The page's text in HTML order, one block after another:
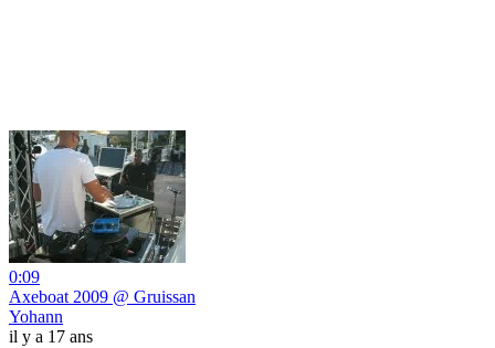
0:09
Axeboat 2009 @ Gruissan
Yohann
il y a 17 ans